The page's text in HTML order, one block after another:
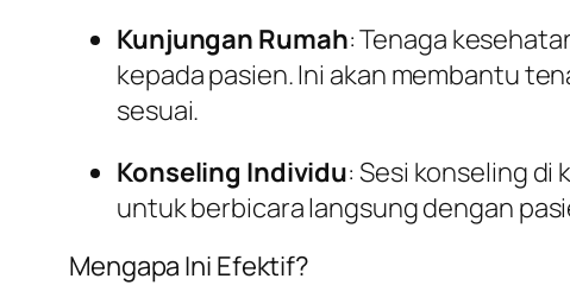
Kunjungan Rumah: Tenaga
kepada pasien. Ini akan membantu
sesuai.
Konseling Individu: Sesi konseling
untuk berbicara langsung dengan
Mengapa Ini Efektif?